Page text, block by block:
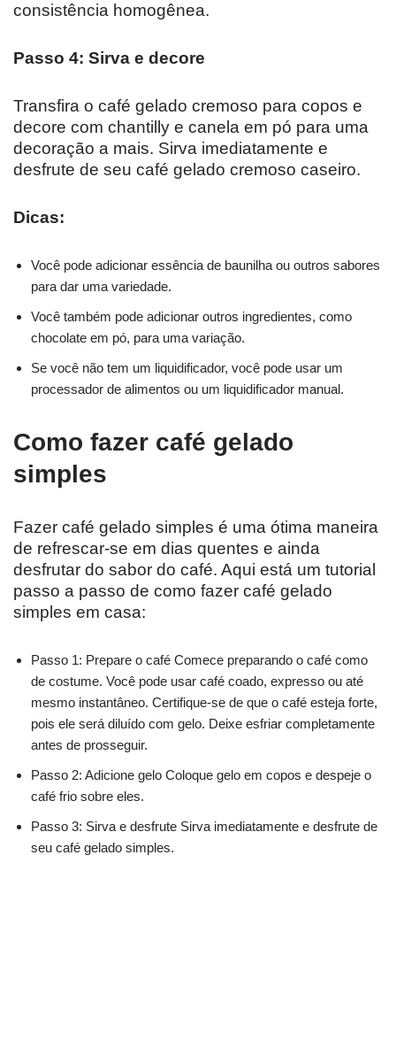
consistência homogênea.
Passo 4: Sirva e decore
Transfira o café gelado cremoso para copos e
decore com chantilly e canela em pó para uma
decoração a mais. Sirva imediatamente e
desfrute de seu café gelado cremoso caseiro.
Dicas:
Você pode adicionar essência de baunilha ou outros sabores
para dar uma variedade.
Você também pode adicionar outros ingredientes, como
chocolate em pó, para uma variação.
Se você não tem um liquidificador, você pode usar um
processador de alimentos ou um liquidificador manual.
Como fazer café gelado
simples
Fazer café gelado simples é uma ótima maneira
de refrescar-se em dias quentes e ainda
desfrutar do sabor do café. Aqui está um tutorial
passo a passo de como fazer café gelado
simples em casa:
Passo 1: Prepare o café Comece preparando o café como
de costume. Você pode usar café coado, expresso ou até
mesmo instantâneo. Certifique-se de que o café esteja forte,
pois ele será diluído com gelo. Deixe esfriar completamente
antes de prosseguir.
Passo 2: Adicione gelo Coloque gelo em copos e despeje o
café frio sobre eles.
Passo 3: Sirva e desfrute Sirva imediatamente e desfrute de
seu café gelado simples.